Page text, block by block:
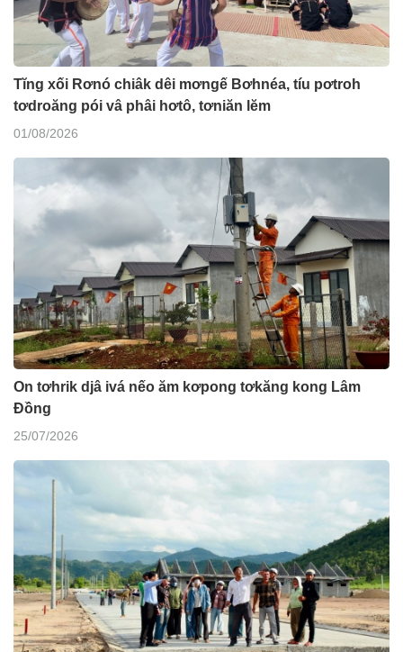
Tĭng xối Rơnó chiâk dêi mơngế Bơhnéa, tíu pơtroh
tơdroăng pói vâ phâi hơtô, tơniăn lĕm
01/08/2026
On tơhrik djâ ivá nếo ăm kơpong tơkăng kong Lâm
Đồng
25/07/2026